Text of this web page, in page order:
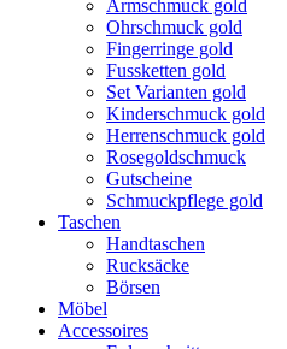
Armschmuck gold
Ohrschmuck gold
Fingerringe gold
Fussketten gold
Set Varianten gold
Kinderschmuck gold
Herrenschmuck gold
Rosegoldschmuck
Gutscheine
Schmuckpflege gold
Taschen
Handtaschen
Rucksäcke
Börsen
Möbel
Accessoires